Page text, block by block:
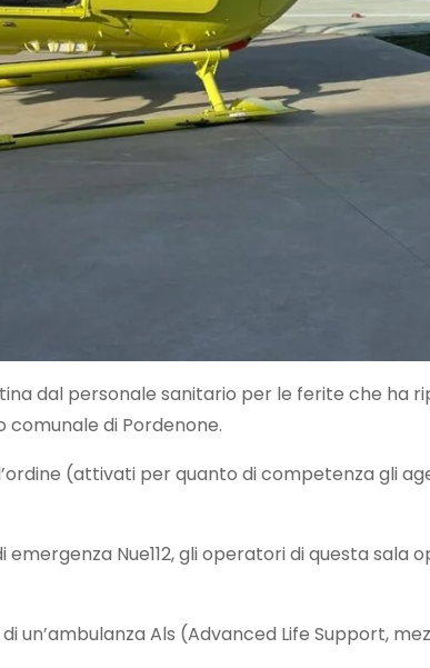
dal personale sanitario per le ferite che ha
di Pordenone.
(attivati per quanto di competenza gli
Nue112, gli operatori di questa
un’ambulanza Als (Advanced Life Support,